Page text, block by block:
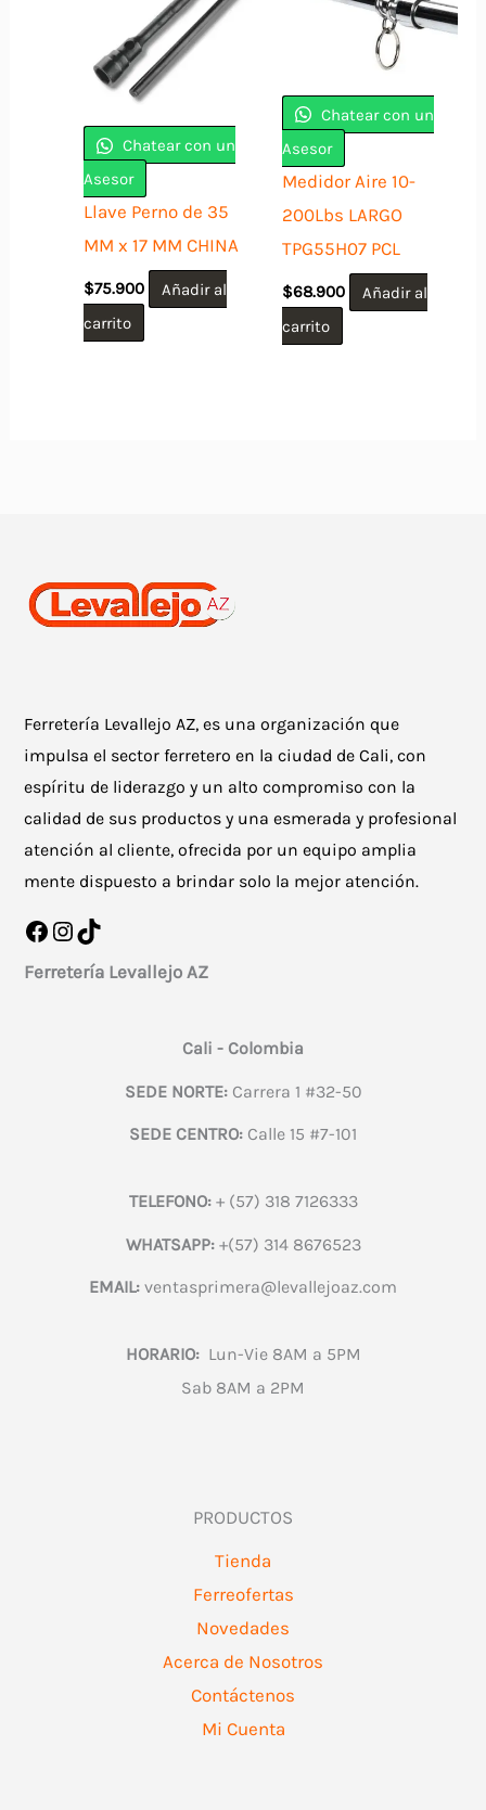
Chatear con un
Asesor
Llave Perno de 35
MM x 17 MM CHINA
$75.900
Añadir al
carrito
Chatear con un
Asesor
Medidor Aire 10-
200Lbs LARGO
TPG55H07 PCL
$68.900
Añadir al
carrito
Ferretería Levallejo AZ, es una organización que
impulsa el sector ferretero en la ciudad de Cali, con
espíritu de liderazgo y un alto compromiso con la
calidad de sus productos y una esmerada y profesional
atención al cliente, ofrecida por un equipo amplia
mente dispuesto a brindar solo la mejor atención.
Facebook
Instagram
TikTok
Ferretería Levallejo AZ
Cali - Colombia
SEDE NORTE:Carrera 1 #32-50
SEDE CENTRO: Calle 15 #7-101
TELEFONO:+ (57) 318 7126333
WHATSAPP:+(57) 314 8676523
EMAIL: ventasprimera@levallejoaz.com
HORARIO:Lun-Vie 8AM a 5PM
Sab 8AM a 2PM
PRODUCTOS
Tienda
Ferreofertas
Novedades
Acerca de Nosotros
Contáctenos
Mi Cuenta